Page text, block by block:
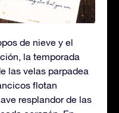
de nieve y el
la temporada
las velas parpadea
flotan
resplandor de las